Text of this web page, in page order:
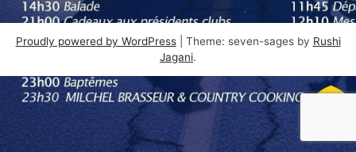
Proudly powered by WordPress Theme: seven-sages by Rushi
Jagani.